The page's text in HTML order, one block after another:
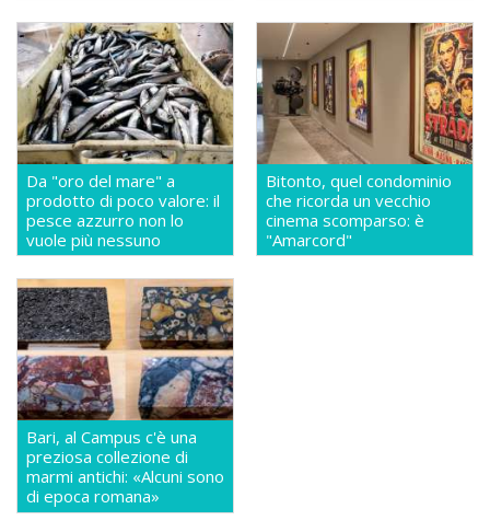
Da "oro del mare" a
prodotto di poco valore: il
pesce azzurro non lo
vuole più nessuno
Bitonto, quel condominio
che ricorda un vecchio
cinema scomparso: è
"Amarcord"
Bari, al Campus c'è una
preziosa collezione di
marmi antichi: «Alcuni sono
di epoca romana»